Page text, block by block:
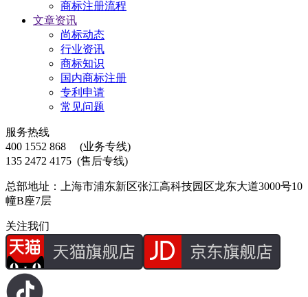
商标注册流程
文章资讯
尚标动态
行业资讯
商标知识
国内商标注册
专利申请
常见问题
服务热线
400 1552 868
(业务专线)
135 2472 4175 (售后专线)
总部地址：上海市浦东新区张江高科技园区龙东大道3000号10
幢B座7层
关注我们